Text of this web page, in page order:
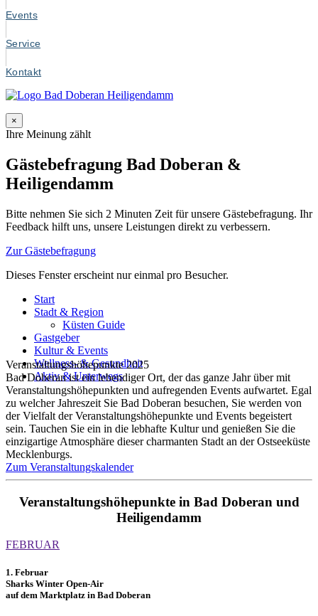
Events
Service
Kontakt
×
Ihre Meinung zählt
Gästebefragung Bad Doberan &
Heiligendamm
Bitte nehmen Sie sich 2 Minuten Zeit für unsere Gästebefragung. Ihr
Feedback hilft uns, unsere Leistungen direkt zu verbessern.
Zur Gästebefragung
Dieses Fenster erscheint nur einmal pro Besucher.
Start
Stadt & Region
Küsten Guide
Gastgeber
Kultur & Events
Wellness- & Gesundheit
Aktiv & Unterwegs
Veranstaltungshöhepunkte 2025
Bad Doberan ist ein lebendiger Ort, der das ganze Jahr über mit
Veranstaltungshöhepunkten und aufregenden Events aufwartet. Egal
zu welcher Jahreszeit Sie Bad Doberan besuchen, Sie werden von
der Vielfalt der Veranstaltungshöhepunkte und Events begeistert
sein. Tauchen Sie ein in die lebhafte Kultur und genießen Sie die
einzigartige Atmosphäre dieser charmanten Stadt an der Ostseeküste
Mecklenburgs.
Zum Veranstaltungskalender
Veranstaltungshöhepunkte in Bad Doberan und
Heiligendamm
FEBRUAR
1. Februar
Sharks Winter Open-Air
auf dem Marktplatz in Bad Doberan